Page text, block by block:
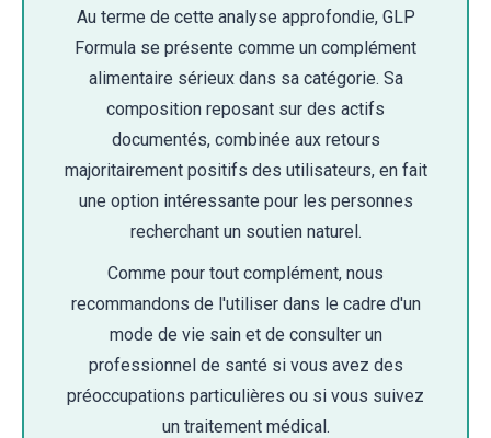
Au terme de cette analyse approfondie, GLP
Formula se présente comme un complément
alimentaire sérieux dans sa catégorie. Sa
composition reposant sur des actifs
documentés, combinée aux retours
majoritairement positifs des utilisateurs, en fait
une option intéressante pour les personnes
recherchant un soutien naturel.
Comme pour tout complément, nous
recommandons de l'utiliser dans le cadre d'un
mode de vie sain et de consulter un
professionnel de santé si vous avez des
préoccupations particulières ou si vous suivez
un traitement médical.